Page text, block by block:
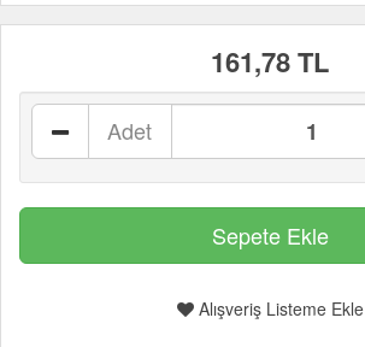
161,78 TL
Adet
Alışveriş Listeme Ekle